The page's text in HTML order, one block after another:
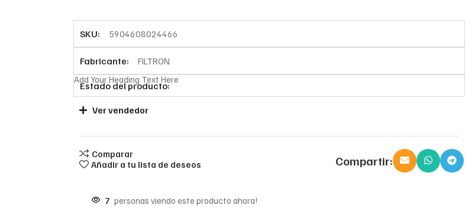
SKU: 5904608024466
Fabricante: FILTRON
Estado del producto:
Add Your Heading Text Here
Ver vendedor
Comparar
Añadir a tu lista de deseos
Compartir:
7 personas viendo este producto ahora!